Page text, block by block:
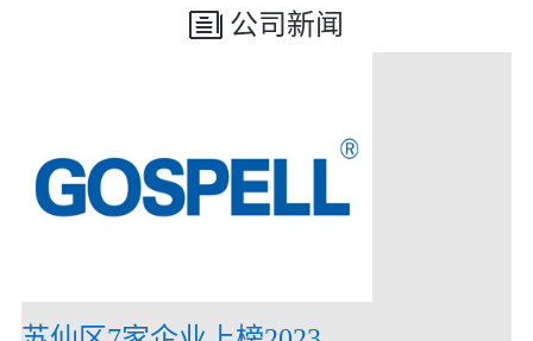
公司新闻